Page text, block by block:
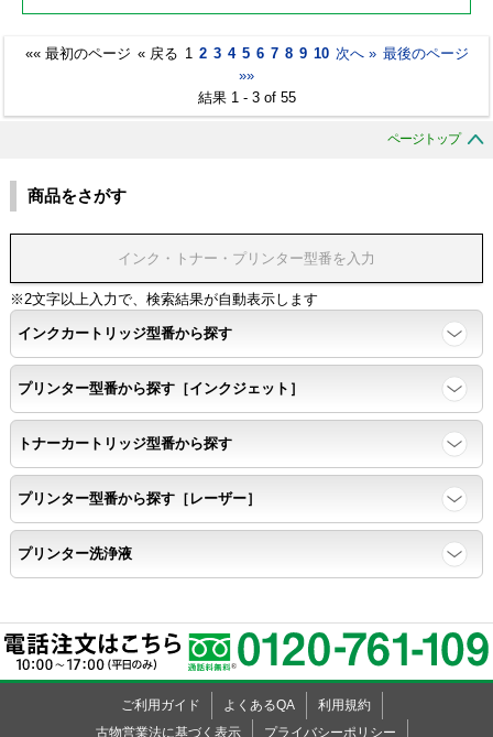
«« 最初のページ « 戻る 1 2 3 4 5 6 7 8 9 10 次へ » 最後のページ
»»
結果 1 - 3 of 55
ページトップ
商品をさがす
※2文字以上入力で、検索結果が自動表示します
インクカートリッジ型番から探す
プリンター型番から探す［インクジェット］
トナーカートリッジ型番から探す
プリンター型番から探す［レーザー］
プリンター洗浄液
ご利用ガイド よくあるQA
利用規約
古物営業法に基づく表示
プライバシーポリシー